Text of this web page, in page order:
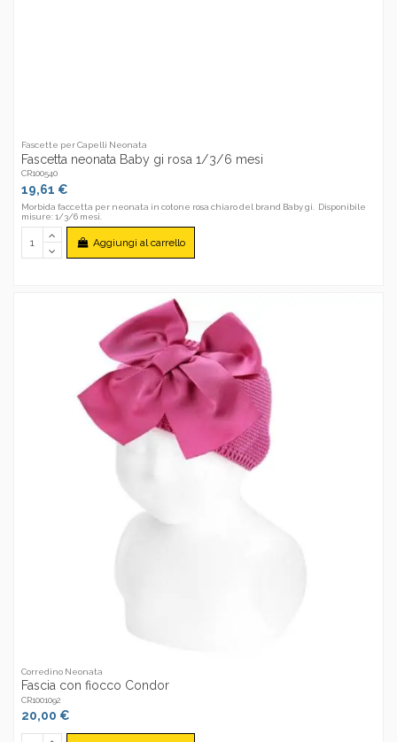
Fascette per Capelli Neonata
Fascetta neonata Baby gi rosa 1/3/6 mesi
CR100540
19,61 €
Morbida faccetta per neonata in cotone rosa chiaro del brand Baby gi. Disponibile
misure: 1/3/6 mesi.
Aggiungi al carrello
Corredino Neonata
Fascia con fiocco Condor
CR1001092
20,00 €